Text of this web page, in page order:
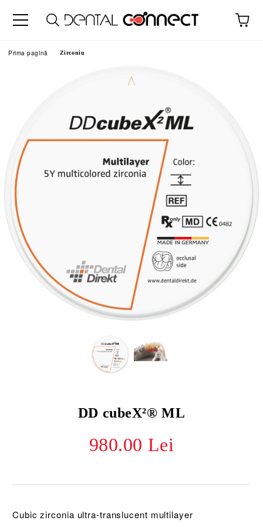
Prima pagină Zirconiu
DD cubeX²® ML
980.00 Lei
Cubic zirconia ultra-translucent multilayer